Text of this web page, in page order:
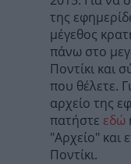
της
μέγεθος
πάνω στο
Ποντίκι και
που θέλετε.
αρχείο της
πατήστε εδώ
"Αρχείο" και
Ποντίκι.